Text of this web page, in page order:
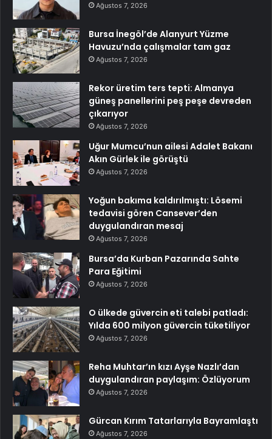
Ağustos 7, 2026
Bursa İnegöl’de Alanyurt Yüzme
Havuzu’nda çalışmalar tam gaz
Ağustos 7, 2026
Rekor üretim ters tepti: Almanya
güneş panellerini peş peşe devreden
çıkarıyor
Ağustos 7, 2026
Uğur Mumcu’nun ailesi Adalet Bakanı
Akın Gürlek ile görüştü
Ağustos 7, 2026
Yoğun bakıma kaldırılmıştı: Lösemi
tedavisi gören Cansever’den
duygulandıran mesaj
Ağustos 7, 2026
Bursa’da Kurban Pazarında Sahte
Para Eğitimi
Ağustos 7, 2026
O ülkede güvercin eti talebi patladı:
Yılda 600 milyon güvercin tüketiliyor
Ağustos 7, 2026
Reha Muhtar’ın kızı Ayşe Nazlı’dan
duygulandıran paylaşım: Özlüyorum
Ağustos 7, 2026
Gürcan Kırım Tatarlarıyla Bayramlaştı
Ağustos 7, 2026